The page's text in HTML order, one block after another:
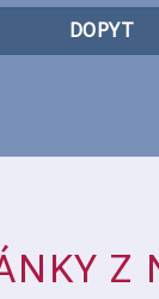
DOPYT
Z